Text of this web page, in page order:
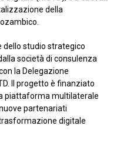
della
dello studio strategico
società di consulenza
la Delegazione
Il progetto è finanziato
piattaforma multilaterale
partenariati
digitale